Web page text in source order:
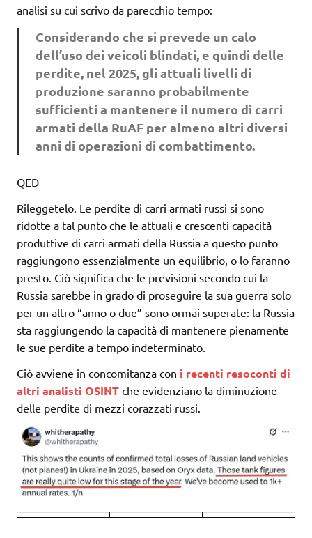
analisi su cui scrivo da parecchio tempo:
Considerando che si prevede un calo
dell’uso dei veicoli blindati, e quindi delle
perdite, nel 2025, gli attuali livelli di
produzione saranno probabilmente
sufficienti a mantenere il numero di carri
armati della RuAF per almeno altri diversi
anni di operazioni di combattimento.
QED
Rileggetelo. Le perdite di carri armati russi si sono
ridotte a tal punto che le attuali e crescenti capacità
produttive di carri armati della Russia a questo punto
raggiungono essenzialmente un equilibrio, o lo faranno
presto. Ciò significa che le previsioni secondo cui la
Russia sarebbe in grado di proseguire la sua guerra solo
per un altro “anno o due” sono ormai superate: la Russia
sta raggiungendo la capacità di mantenere pienamente
le sue perdite a tempo indeterminato.
Ciò avviene in concomitanza con i recenti resoconti di
altri analisti OSINT che evidenziano la diminuzione
delle perdite di mezzi corazzati russi.